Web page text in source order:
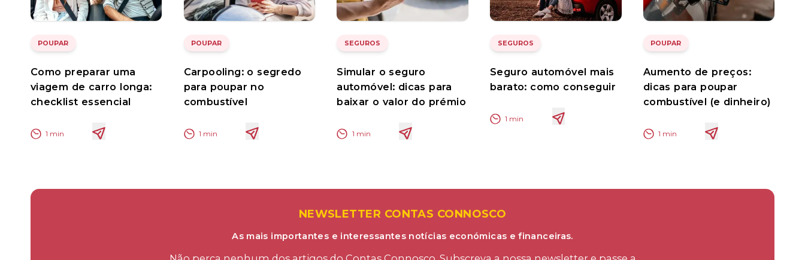
POUPAR
Como preparar uma
viagem de carro longa:
checklist essencial
1 min
POUPAR
Carpooling: o segredo
para poupar no
combustível
1 min
SEGUROS
Simular o seguro
automóvel: dicas para
baixar o valor do prémio
1 min
SEGUROS
Seguro automóvel mais
barato: como conseguir
1 min
POUPAR
Aumento de preços:
dicas para poupar
combustível (e dinheiro)
1 min
NEWSLETTER CONTAS CONNOSCO
As mais importantes e interessantes notícias económicas e financeiras.